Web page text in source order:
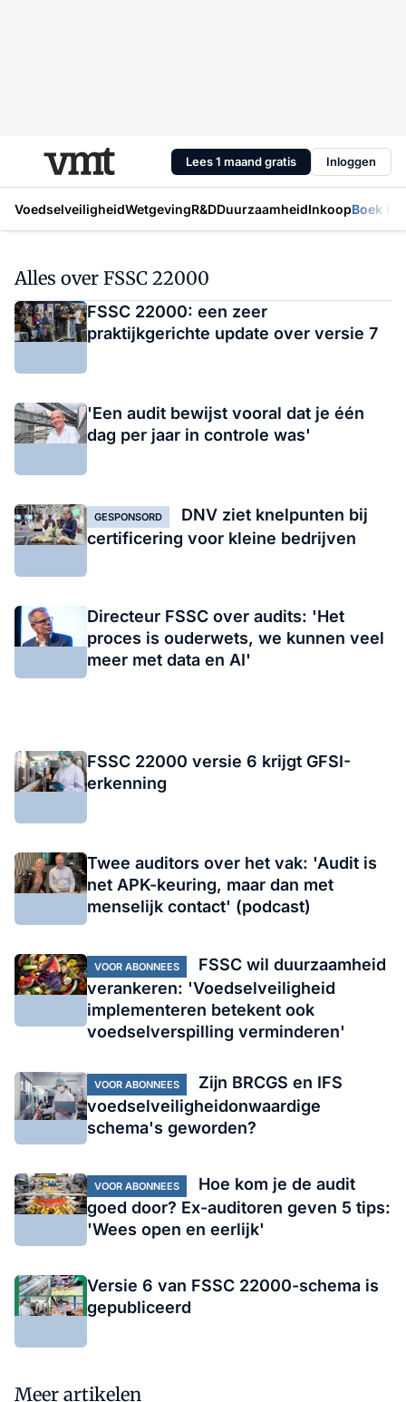
Lees 1 maand gratis Inloggen
VoedselveiligheidWetgevingR&DDuurzaamheidInkoopBoek
Alles over FSSC 22000
FSSC 22000: een zeer
praktijkgerichte update over versie 7
'Een audit bewijst vooral dat je één
dag per jaar in controle was'
GESPONSORD
DNV ziet knelpunten bij
certificering voor kleine bedrijven
Directeur FSSC over audits: 'Het
proces is ouderwets, we kunnen veel
meer met data en AI'
FSSC 22000 versie 6 krijgt GFSI-
erkenning
Twee auditors over het vak: 'Audit is
net APK-keuring, maar dan met
menselijk contact' (podcast)
VOOR ABONNEES
FSSC wil duurzaamheid
verankeren: 'Voedselveiligheid
implementeren betekent ook
voedselverspilling verminderen'
VOOR ABONNEES
Zĳn BRCGS en IFS
voedselveiligheidonwaardige
schema's geworden?
VOOR ABONNEES
Hoe kom je de audit
goed door? Ex-auditoren geven 5 tips:
'Wees open en eerlijk'
Versie 6 van FSSC 22000-schema is
gepubliceerd
Meer artikelen